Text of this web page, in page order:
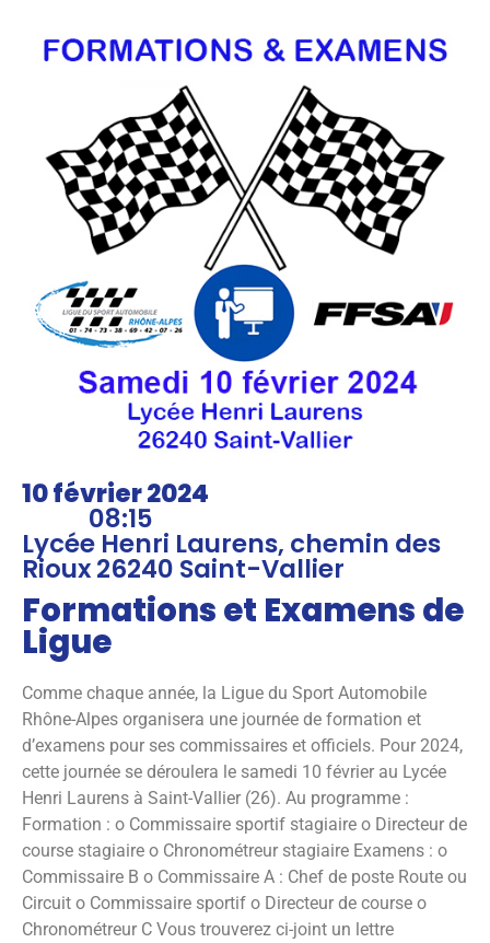
10 février 2024
08:15
Lycée Henri Laurens, chemin des
Rioux 26240 Saint-Vallier
Formations et Examens de
Ligue
Comme chaque année, la Ligue du Sport Automobile
Rhône-Alpes organisera une journée de formation et
d’examens pour ses commissaires et officiels. Pour 2024,
cette journée se déroulera le samedi 10 février au Lycée
Henri Laurens à Saint-Vallier (26). Au programme :
Formation : o Commissaire sportif stagiaire o Directeur de
course stagiaire o Chronométreur stagiaire Examens : o
Commissaire B o Commissaire A : Chef de poste Route ou
Circuit o Commissaire sportif o Directeur de course o
Chronométreur C Vous trouverez ci-joint un lettre